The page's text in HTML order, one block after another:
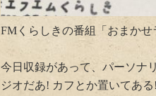
FMくらしきの番組「おまかせ
今日収録があって、パーソナ
ジオだあ! カフとか置いてあ